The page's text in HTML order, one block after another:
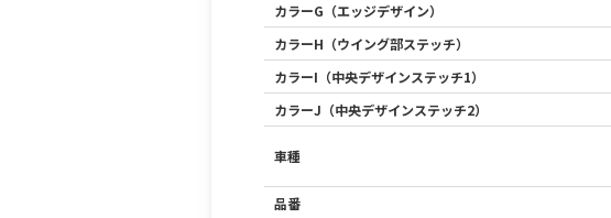
カラーG（エッジデザイン）
カラーH（ウイング部ステッチ）
カラーI（中央デザインステッチ1）
カラーJ（中央デザインステッチ2）
車種
品番